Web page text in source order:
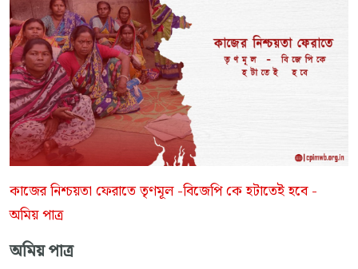
কাজের নিশ্চয়তা ফেরাতে তৃণমূল -বিজেপি কে হটাতেই হবে -
অমিয় পাত্র
অমিয় পাত্র